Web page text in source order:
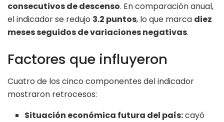
consecutivos de descenso. En comparación anual,
el indicador se redujo 3.2 puntos, lo que marca diez
meses seguidos de variaciones negativas.
Factores que influyeron
Cuatro de los cinco componentes del indicador
mostraron retrocesos:
Situación económica futura del país:cayó